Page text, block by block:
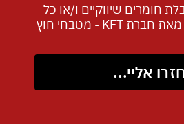
חומרים שיווקיים ו/או כל
חומר פרסומי אחר מאת חברת KFT - מטבחי חוץ
אליי...